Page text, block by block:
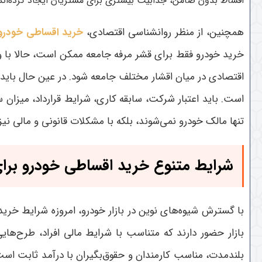
همچنین، از منظر روانشناسی اقتصادی، خرید اقساطی
خرید خودرو فقط برای قشر مرفه جامعه ممکن است، حالا با
اقتصادی در میان اقشار مختلف جامعه شود. در عین حال
است. باید اعتبار شرکت، سابقه کاری، شرایط قرارداد،
تنها مالک خودرو نمی‌شوند، بلکه با مشکلات قانونی و مالی
شرایط متنوع خرید اقساطی خودرو
با گسترش شیوه‌های نوین در بازار خودرو، امروزه
بازار حضور دارند که متناسب با شرایط مالی افراد،
بلندمدت، مناسب کارمندان و حقوق‌بگیران با درآمد ثابت